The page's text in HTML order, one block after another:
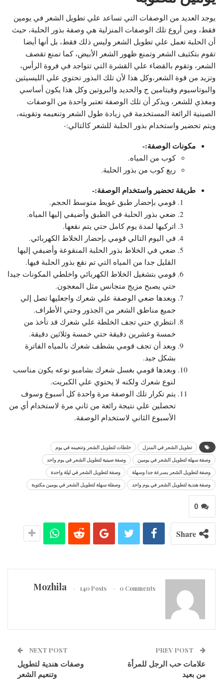
يوجد العديد من الوصفات التي تساعد علي تطويل الشعر في يومين
فقط، ومن أروع تلك الوصفات المنزلية هي وصفة بذور الحلبة، حيث
أن الحلبة تعمل علي تطويل الشعر وليس ذلك فقط، بل أنها أيضا
تقوم بتكثيف الشعر وتمنع ظهور الشعر الأبيض، كما تمنع تقصف
الشعر، وتقوم بالقضاء علي القشرة التي تتواجد في فروة الرأس،
وتزيد من قوة الشعر،وكل هذا لأن تلك البذور تحتوي علي الليسيثين
والبوتاسيوم وفيتامين ج والحديد والبروتين وكل هذا يكون أساسي
ومغذي للشعر، ويذكر أن تلك الوصفة تعتبر واحدة من الوصفات
الصينية الرائعة المستخدمة في زيادة طول الشعر وتنعيمه وتقويته،
ويتم تحضير واستخدام بذور الحلبة للشعر كالتالي:-
مكونات الوصفة:-
كوب من المياه.
ربع كوب من بذور الحلبة.
طريقة تحضير واستخدام الوصفة:-
قومي بإحضار طبق غويط متوسط الحجم.
ضعي بذور الحلبة في الطبق وأضيفي إليها المياه.
اتركيها لمدة يوم كامل حتي يتم نقعها.
في اليوم التالي قومي بإحضار الخلاط الكهربائي.
ضعي في الخلاط بذور الحلبة المنقوعة وأضيفي إليها
القليل جدا من المياه التي تم نقع بذور الحلبة فيها.
قومي بتشغيل الخلاط الكهربائي واخلطي المكونات جيدا
حتي يصبح مزيج متجانس مثل المعجون.
وبعدها ضعي الوصفة علي شعرك واجعليها تصل إلي
جميع مناطق الشعر من الجذور وحتي الأطراف.
انتظري حتي تجف الخلطة علي شعرك قد تأخذ من
خمسة وعشرين دقيقة حتي خمسة وثلاثين دقيقة.
وبعد أن تجف قومي بشطف شعرك بالمياه الفاترة
بشكل جيد.
وبعدها قومي بغسل شعرك بشامبو نوعه يكون مناسب
لنوع شعرك ولكنه لا يحتوي علي الكبريت.
يتم تكرار تلك الوصفة مرة واحدة كل أسبوع وسوف
تحصلين علي نتيجة رائعة من ثاني مرة لاستخدام أي من
الأسبوع الثاني لاستخدام الوصفة.
تطويل الشعر في المنزل
خلطات لتطويل الشعر وتنعيمه في يوم
وصفة سهلة لتطويل الشعر في يومين
وصفة صينية لتطويل الشعر في يوم واحد
وصفة لتطويل الشعر بسرعة جدا وسهلة
وصفة لتطويل الشعر في ليلة واحدة
وصفة هندية لتطويل الشعر في يوم واحد
وصفلة سهلة لتطويل الشعر في يومين مكتوبة
0
Share
Mozhila 140 Posts 0 Comments
علامات حب الرجل للمرأة
من بعيد
NEXT POST
وصفات هندية لتطويل
وتنعيم الشعر